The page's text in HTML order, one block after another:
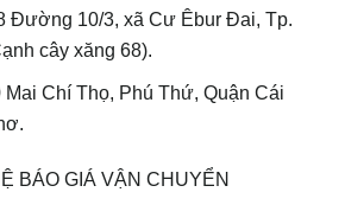
Đường 10/3, xã Cư Êbur Đai, Tp.
cây xăng 68).
Chí Thọ, Phú Thứ, Quận Cái
BÁO GIÁ VẬN CHUYỂN